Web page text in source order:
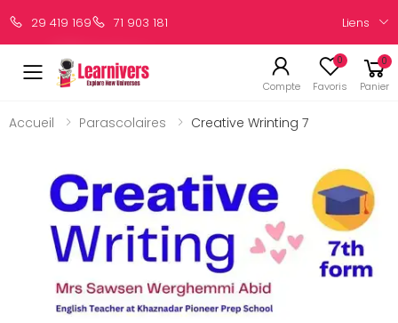
29 419 169 71 903 181 Liens
Compte
0
Favoris
0
Panier
Accueil Parascolaires Creative Wrinting 7